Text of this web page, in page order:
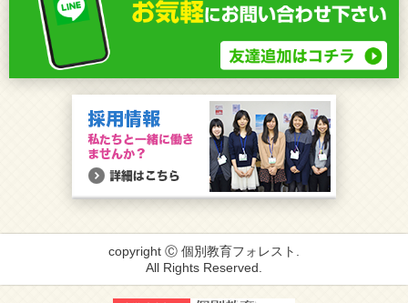
copyright Ⓒ 個別教育フォレスト.
All Rights Reserved.